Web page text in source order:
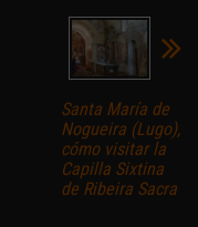
Santa María de
Nogueira (Lugo),
cómo visitar la
Capilla Sixtina
de Ribeira Sacra